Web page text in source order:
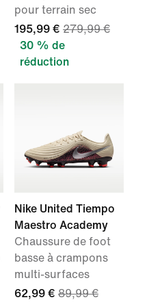
pour terrain sec
195,99 € 279,99 €
30 % de
réduction
Nike United Tiempo
Maestro Academy
Chaussure de foot
basse à crampons
multi-surfaces
62,99 € 89,99 €